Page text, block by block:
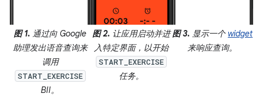
图 1. 通过向 Google
助理发出语音查询来
调用
START_EXERCISE
BII。
图 2. 让应用启动并进
入特定界面，以开始
START_EXERCISE
任务。
图 3. 显示一个widget
来响应查询。